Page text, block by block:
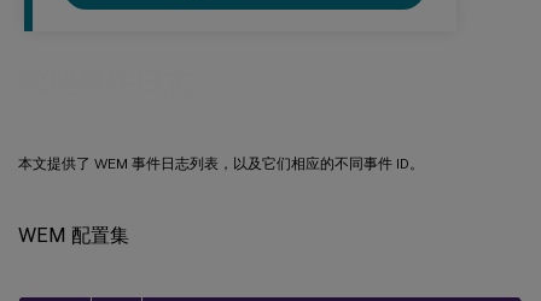
本文提供了 WEM 事件日志列表，以及它们相应的不同事件 ID。
WEM 配置集